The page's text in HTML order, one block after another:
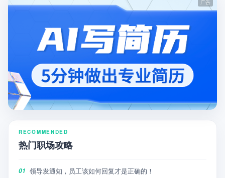
RECOMMENDED
热门职场攻略
01 领导发通知，员工该如何回复才是正确的！